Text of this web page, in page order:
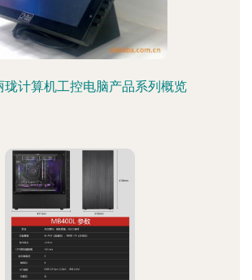
珑计算机工控电脑产品系列概览